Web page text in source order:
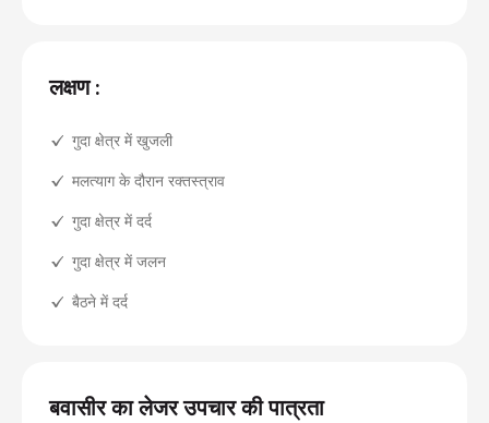
लक्षण :
गुदा क्षेत्र में खुजली
मलत्याग के दौरान रक्तस्त्राव
गुदा क्षेत्र में दर्द
गुदा क्षेत्र में जलन
बैठने में दर्द
बवासीर का लेजर उपचार की पात्रता